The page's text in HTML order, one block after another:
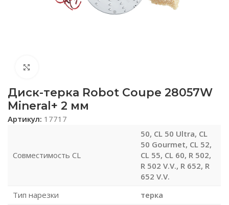
Диск-терка Robot Coupe 28057W
Mineral+ 2 мм
Артикул: 17717
Совместимость CL
50, CL 50 Ultra, CL
50 Gourmet, CL 52,
CL 55, CL 60, R 502,
R 502 V.V., R 652, R
652 V.V.
Тип нарезки
терка